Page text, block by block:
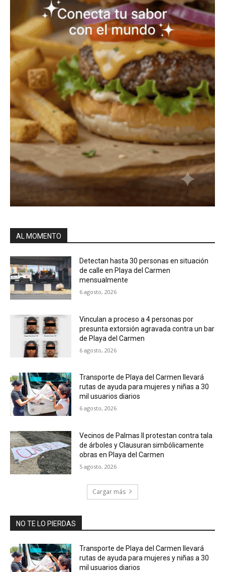
AL MOMENTO
Detectan hasta 30 personas en situación
de calle en Playa del Carmen
mensualmente
6 agosto, 2026
Vinculan a proceso a 4 personas por
presunta extorsión agravada contra un bar
de Playa del Carmen
6 agosto, 2026
Transporte de Playa del Carmen llevará
rutas de ayuda para mujeres y niñas a 30
mil usuarios diarios
6 agosto, 2026
Vecinos de Palmas II protestan contra tala
de árboles y Clausuran simbólicamente
obras en Playa del Carmen
5 agosto, 2026
Cargar más
NO TE LO PIERDAS
Transporte de Playa del Carmen llevará
rutas de ayuda para mujeres y niñas a 30
mil usuarios diarios